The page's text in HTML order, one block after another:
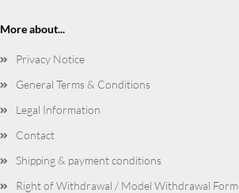
More about...
Privacy Notice
General Terms & Conditions
Legal Information
Contact
Shipping & payment conditions
Right of Withdrawal / Model Withdrawal Form